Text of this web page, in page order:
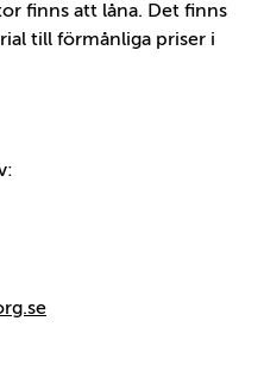
finns att låna. Det finns
till förmånliga priser i